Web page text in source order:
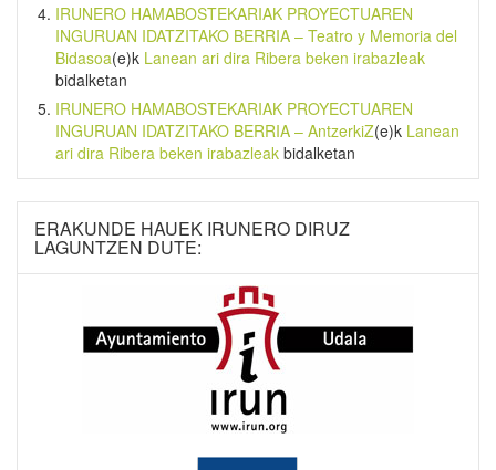
IRUNERO HAMABOSTEKARIAK PROYECTUAREN
INGURUAN IDATZITAKO BERRIA – Teatro y Memoria del
Bidasoa(e)k Lanean ari dira Ribera beken irabazleak
bidalketan
IRUNERO HAMABOSTEKARIAK PROYECTUAREN
INGURUAN IDATZITAKO BERRIA – AntzerkiZ(e)k Lanean
ari dira Ribera beken irabazleak bidalketan
ERAKUNDE HAUEK IRUNERO DIRUZ
LAGUNTZEN DUTE: